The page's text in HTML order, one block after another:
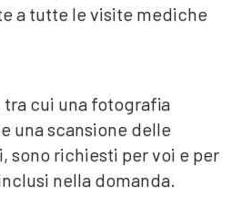
a tutte le visite mediche
cui una fotografia
una scansione delle
sono richiesti per voi e per
nella domanda.